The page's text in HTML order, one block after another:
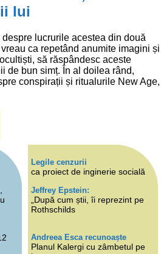
lui
lucrurile acestea din două
ca repetând anumite imagini și
să răspândesc aceste
de bun simț. În al doilea rând,
conspirații și ritualurile New Age,
Legile cenzurii
ca proiect de inginerie socială
Jeffrey Epstein:
„După cum știi, îi reprezint pe
Rothschilds
Andreea Esca recunoaște
Planul Kalergi cu zâmbetul pe